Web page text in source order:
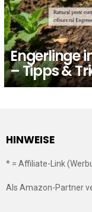
Engerlinge
– Tipps &
HINWEISE
* = Affiliate-Link
Als Amazon-Partner